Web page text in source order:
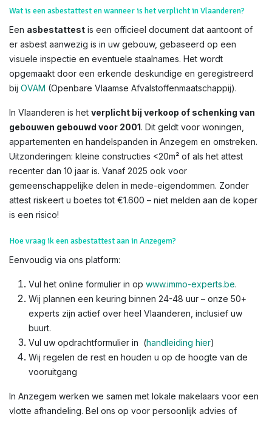
Wat is een asbestattest en wanneer is het verplicht in Vlaanderen?
Een asbestattest is een officieel document dat aantoont of
er asbest aanwezig is in uw gebouw, gebaseerd op een
visuele inspectie en eventuele staalnames. Het wordt
opgemaakt door een erkende deskundige en geregistreerd
bij OVAM (Openbare Vlaamse Afvalstoffenmaatschappij).
In Vlaanderen is het verplicht bij verkoop of schenking van
gebouwen gebouwd voor 2001. Dit geldt voor woningen,
appartementen en handelspanden in Anzegem en omstreken.
Uitzonderingen: kleine constructies <20m² of als het attest
recenter dan 10 jaar is. Vanaf 2025 ook voor
gemeenschappelijke delen in mede-eigendommen. Zonder
attest riskeert u boetes tot €1.600 – niet melden aan de koper
is een risico!​
Hoe vraag ik een asbestattest aan in Anzegem?
Eenvoudig via ons platform:
Vul het online formulier in op www.immo-experts.be.
Wij plannen een keuring binnen 24-48 uur – onze 50+
experts zijn actief over heel Vlaanderen, inclusief uw
buurt.
Vul uw opdrachtformulier in (handleiding hier)
Wij regelen de rest en houden u op de hoogte van de
vooruitgang
In Anzegem werken we samen met lokale makelaars voor een
vlotte afhandeling. Bel ons op voor persoonlijk advies of